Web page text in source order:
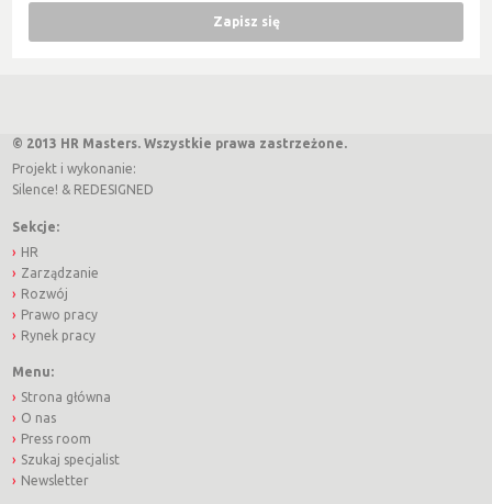
© 2013 HR Masters. Wszystkie prawa zastrzeżone.
Projekt i wykonanie:
Silence! & REDESIGNED
Sekcje:
HR
Zarządzanie
Rozwój
Prawo pracy
Rynek pracy
Menu:
Strona główna
O nas
Press room
Szukaj specjalist
Newsletter